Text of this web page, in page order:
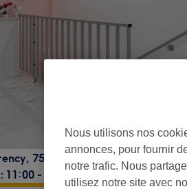
75003 Paris, France
11:00 - 19:00
Nous utilisons nos
annonces, pour fournir
notre trafic. Nous
utilisez notre site avec